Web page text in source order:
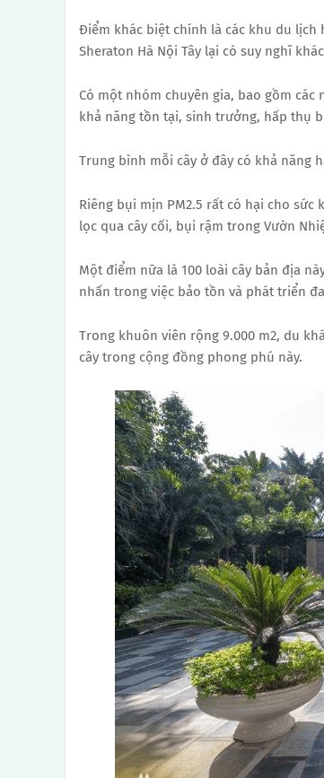
Điểm khác biệt chính là các khu du
Sheraton Hà Nội Tây lại có suy nghĩ
Có một nhóm chuyên gia, bao gồm
khả năng tồn tại, sinh trưởng, hấp thụ
Trung bình mỗi cây ở đây có khả năng
Riêng bụi mịn PM2.5 rất có hại cho
lọc qua cây cối, bụi rậm trong Vườn
Một điểm nữa là 100 loài cây bản địa
nhấn trong việc bảo tồn và phát triển
Trong khuôn viên rộng 9.000 m2, du
cây trong cộng đồng phong phú này.